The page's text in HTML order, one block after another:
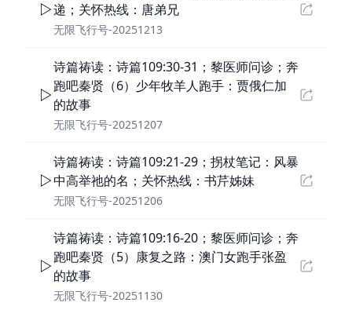
递；关怀热线：唐弟兄
无限飞行号-20251213
诗篇祷读：诗篇109:30-31；黎医师问诊；奔
跑吧秦贤（6）少年牧羊人跑手：贾俄仁加
的故事
无限飞行号-20251207
诗篇祷读：诗篇109:21-29；拐杖笔记：风暴
中高举祂的名；关怀热线：书芹姊妹
无限飞行号-20251206
诗篇祷读：诗篇109:16-20；黎医师问诊；奔
跑吧秦贤（5）康复之路：澳门女跑手张盈
的故事
无限飞行号-20251130